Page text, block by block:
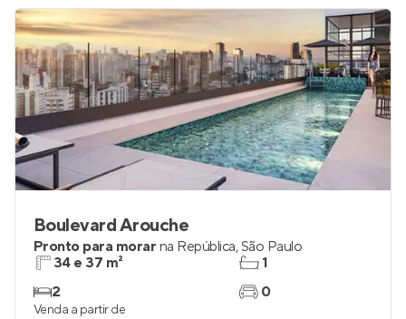
Boulevard Arouche
Pronto para morar na República,São Paulo
34 e 37 m²
2
1
0
Venda a partir de